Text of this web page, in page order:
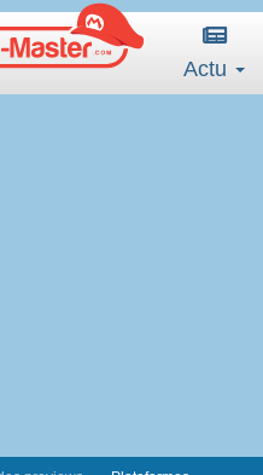
Actu